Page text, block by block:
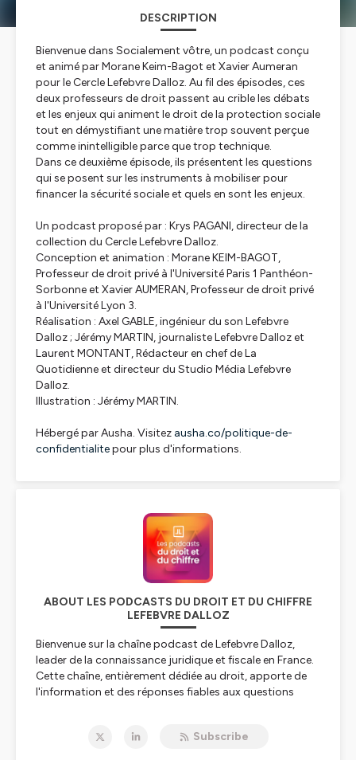
DESCRIPTION
Bienvenue dans Socialement vôtre, un podcast conçu
et animé par Morane Keim-Bagot et Xavier Aumeran
pour le Cercle Lefebvre Dalloz. Au fil des épisodes, ces
deux professeurs de droit passent au crible les débats
et les enjeux qui animent le droit de la protection sociale
tout en démystifiant une matière trop souvent perçue
comme inintelligible parce que trop technique.
Dans ce deuxième épisode, ils présentent les questions
qui se posent sur les instruments à mobiliser pour
financer la sécurité sociale et quels en sont les enjeux.
Un podcast proposé par : Krys PAGANI, directeur de la
collection du Cercle Lefebvre Dalloz.
Conception et animation : Morane KEIM-BAGOT,
Professeur de droit privé à l'Université Paris 1 Panthéon-
Sorbonne et Xavier AUMERAN, Professeur de droit privé
à l'Université Lyon 3.
Réalisation : Axel GABLE, ingénieur du son Lefebvre
Dalloz ; Jérémy MARTIN, journaliste Lefebvre Dalloz et
Laurent MONTANT, Rédacteur en chef de La
Quotidienne et directeur du Studio Média Lefebvre
Dalloz.
Illustration : Jérémy MARTIN.
Hébergé par Ausha. Visitez ausha.co/politique-de-
confidentialitepour plus d'informations.
ABOUT LES PODCASTS DU DROIT ET DU CHIFFRE
LEFEBVRE DALLOZ
Bienvenue sur la chaîne podcast de Lefebvre Dalloz,
leader de la connaissance juridique et fiscale en France.
Cette chaîne, entièrement dédiée au droit, apporte de
l'information et des réponses fiables aux questions
comptable, droit pénal, droit civil, droit public mais
Subscribe